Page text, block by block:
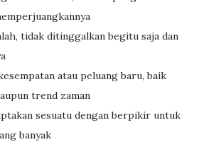
tidak ditinggalkan begitu saja dan
atau peluang baru, baik
trend zaman
sesuatu dengan berpikir untuk
banyak